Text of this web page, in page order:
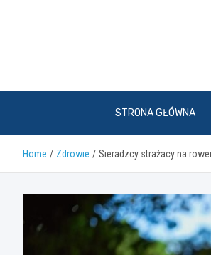
STRONA GŁÓWNA
Home Zdrowie Sieradzcy strażacy na